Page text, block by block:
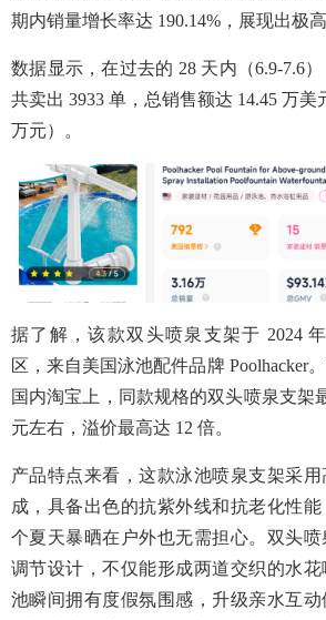
期内销量增长率达 190.14%，展现出极
数据显示，在过去的 28 天内（6.9-7.6
共卖出 3933 单，总销售额达 14.45 万美
万元）。
据了解，该款双头喷泉支架于 2024
区，来自美国泳池配件品牌 Poolhacker
国内淘宝上，同款规格的双头喷泉支架
元左右，溢价最高达 12 倍。
产品特点来看，这款泳池喷泉支架采用
成，具备出色的抗紫外线和抗老化性
个夏天暴晒在户外也无需担心。双头
调节设计，不仅能形成两道交织的水
池瞬间拥有度假氛围感，升级亲水互